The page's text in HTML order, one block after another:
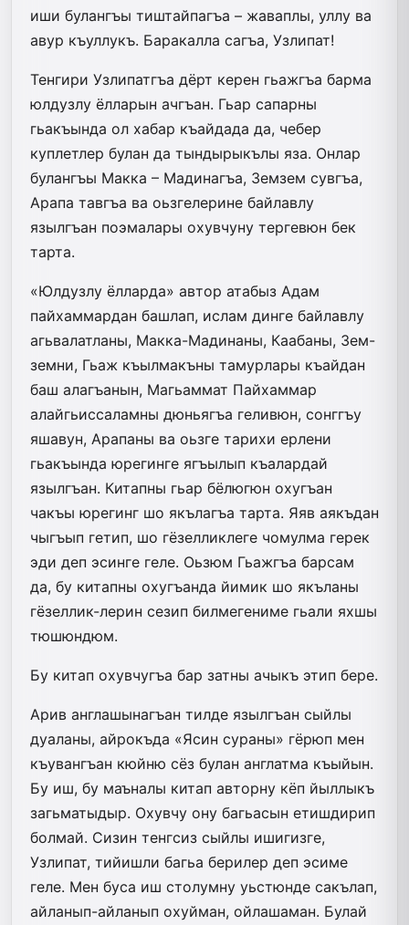
иши булангъы тиштайпагъа – жаваплы, уллу ва
авур къуллукъ. Баракалла сагъа, Узлипат!
Тенгири Узлипатгъа дёрт керен гьажгъа барма
юлдузлу ёлларын ачгъан. Гьар сапарны
гьакъында ол хабар къайдада да, чебер
куплетлер булан да тындырыкълы яза. Онлар
булангъы Макка – Мадинагъа, Земзем сувгъа,
Арапа тавгъа ва оьзгелерине байлавлу
язылгъан поэмалары охувчуну тергевюн бек
тарта.
«Юлдузлу ёлларда» автор атабыз Адам
пайхаммардан башлап, ислам динге байлавлу
агьвалатланы, Макка-Мадинаны, Каабаны, Зем-
земни, Гьаж къылмакъны тамурлары къайдан
баш алагъанын, Магьаммат Пайхаммар
алайгьиссаламны дюньягъа геливюн, сонггъу
яшавун, Арапаны ва оьзге тарихи ерлени
гьакъында юрегинге ягъылып къалардай
язылгъан. Китапны гьар бёлюгюн охугъан
чакъы юрегинг шо якълагъа тарта. Яяв аякъдан
чыгъып гетип, шо гёзелликлеге чомулма герек
эди деп эсинге геле. Оьзюм Гьажгъа барсам
да, бу китапны охугъанда йимик шо якъланы
гёзеллик-лерин сезип билмегениме гьали яхшы
тюшюндюм.
Бу китап охувчугъа бар затны ачыкъ этип бере.
Арив англашынагъан тилде язылгъан сыйлы
дуаланы, айрокъда «Ясин сураны» гёрюп мен
къувангъан кюйню сёз булан англатма къыйын.
Бу иш, бу маъналы китап авторну кёп йыллыкъ
загьматыдыр. Охувчу ону багьасын етишдирип
болмай. Сизин тенгсиз сыйлы ишигизге,
Узлипат, тийишли багьа берилер деп эсиме
геле. Мен буса иш столумну уьстюнде сакълап,
айланып-айланып охуйман, ойлашаман. Булай